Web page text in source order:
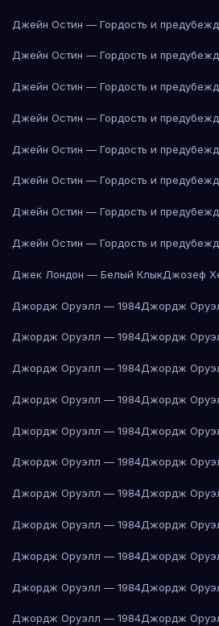
Джейн Остин — Гордость и
Джейн Остин — Гордость и
Джейн Остин — Гордость и
Джейн Остин — Гордость и
Джейн Остин — Гордость и
Джейн Остин — Гордость и
Джейн Остин — Гордость и
Джейн Остин — Гордость и
Джек Лондон — Белый КлыкДжозеф
Джордж Оруэлл — 1984Джордж
Джордж Оруэлл — 1984Джордж
Джордж Оруэлл — 1984Джордж
Джордж Оруэлл — 1984Джордж
Джордж Оруэлл — 1984Джордж
Джордж Оруэлл — 1984Джордж
Джордж Оруэлл — 1984Джордж
Джордж Оруэлл — 1984Джордж
Джордж Оруэлл — 1984Джордж
Джордж Оруэлл — 1984Джордж
Джордж Оруэлл — 1984Джордж